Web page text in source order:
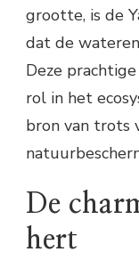
grootte, is de
dat de
Deze
rol in het
bron van trots
De
hert